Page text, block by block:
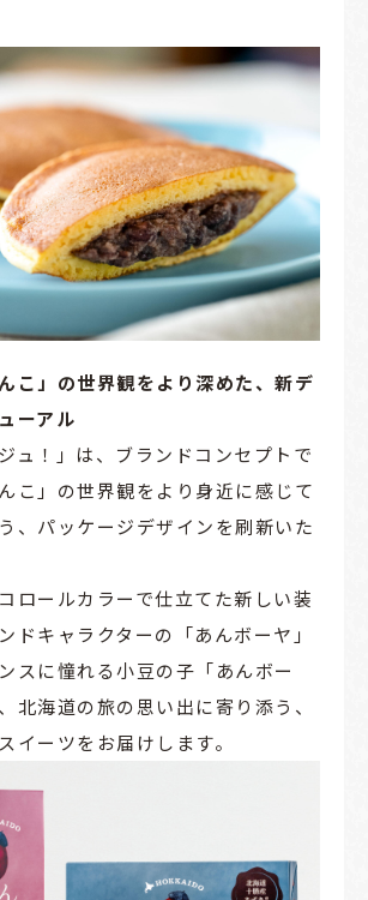
こ」の世界観をより深めた、新デ
ーアル
ュ！」は、ブランドコンセプトで
こ」の世界観をより身近に感じて
、パッケージデザインを刷新いた
ロールカラーで仕立てた新しい装
ドキャラクターの「あんボーヤ」
スに憧れる小豆の子「あんボー
北海道の旅の思い出に寄り添う、
イーツをお届けします。